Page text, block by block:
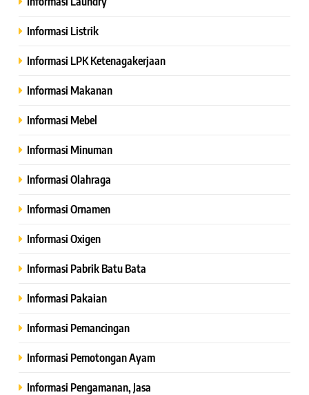
Informasi Listrik
Informasi LPK Ketenagakerjaan
Informasi Makanan
Informasi Mebel
Informasi Minuman
Informasi Olahraga
Informasi Ornamen
Informasi Oxigen
Informasi Pabrik Batu Bata
Informasi Pakaian
Informasi Pemancingan
Informasi Pemotongan Ayam
Informasi Pengamanan, Jasa